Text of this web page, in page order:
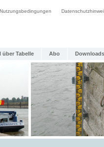
Nutzungsbedingungen
über Tabelle Abo Downloads